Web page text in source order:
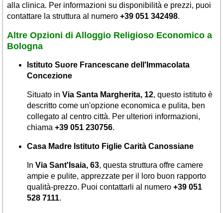
alla clinica. Per informazioni su disponibilità e prezzi, puoi
contattare la struttura al numero +39 051 342498.
Altre Opzioni di Alloggio Religioso Economico a
Bologna
Istituto Suore Francescane dell'Immacolata
Concezione
Situato in Via Santa Margherita, 12, questo istituto è
descritto come un'opzione economica e pulita, ben
collegato al centro città. Per ulteriori informazioni,
chiama +39 051 230756.
Casa Madre Istituto Figlie Carità Canossiane
In Via Sant'Isaia, 63, questa struttura offre camere
ampie e pulite, apprezzate per il loro buon rapporto
qualità-prezzo. Puoi contattarli al numero +39 051
528 7111.